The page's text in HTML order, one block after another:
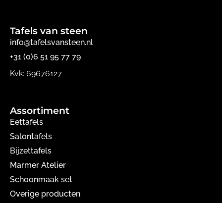
Tafels van steen
info@tafelsvansteen.nl
+31 (0)6 51 95 77 79
Kvk: 69676127
Assortiment
Eettafels
Salontafels
Bijzettafels
Marmer Atelier
Schoonmaak set
Overige producten